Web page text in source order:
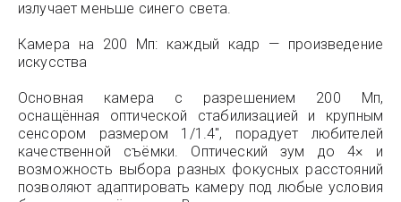
излучает меньше синего света.
Камера на 200 Мп: каждый кадр — произведение
искусства
Основная камера с разрешением 200 Мп,
оснащённая оптической стабилизацией и крупным
сенсором размером 1/1.4", порадует любителей
качественной съёмки. Оптический зум до 4× и
возможность выбора разных фокусных расстояний
позволяют адаптировать камеру под любые условия